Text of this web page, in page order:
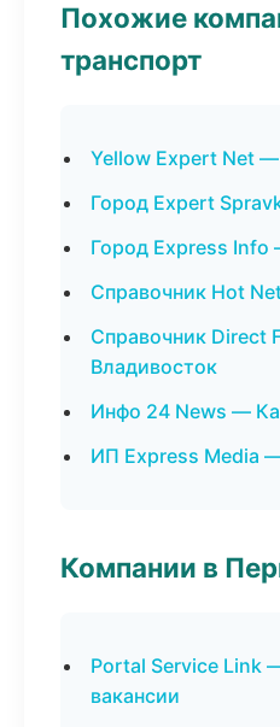
Похожие
транспорт
Yellow Expert Net
Город Expert
Город Express Info
Справочник Hot
Справочник Direct
Владивосток
Инфо 24 News —
ИП Express Media
Компании в
Portal Service Link
вакансии